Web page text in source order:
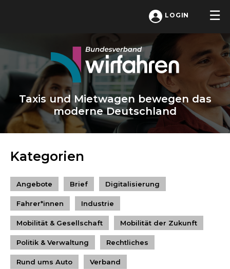
LOGIN
Taxis und Mietwagen bewegen das
moderne Deutschland
Kategorien
Angebote Brief Digitalisierung
Fahrer*innen Industrie
Mobilität & Gesellschaft Mobilität der Zukunft
Politik & Verwaltung Rechtliches
Rund ums Auto Verband